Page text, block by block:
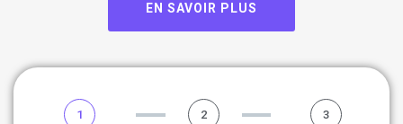
EN SAVOIR PLUS
1 2 3